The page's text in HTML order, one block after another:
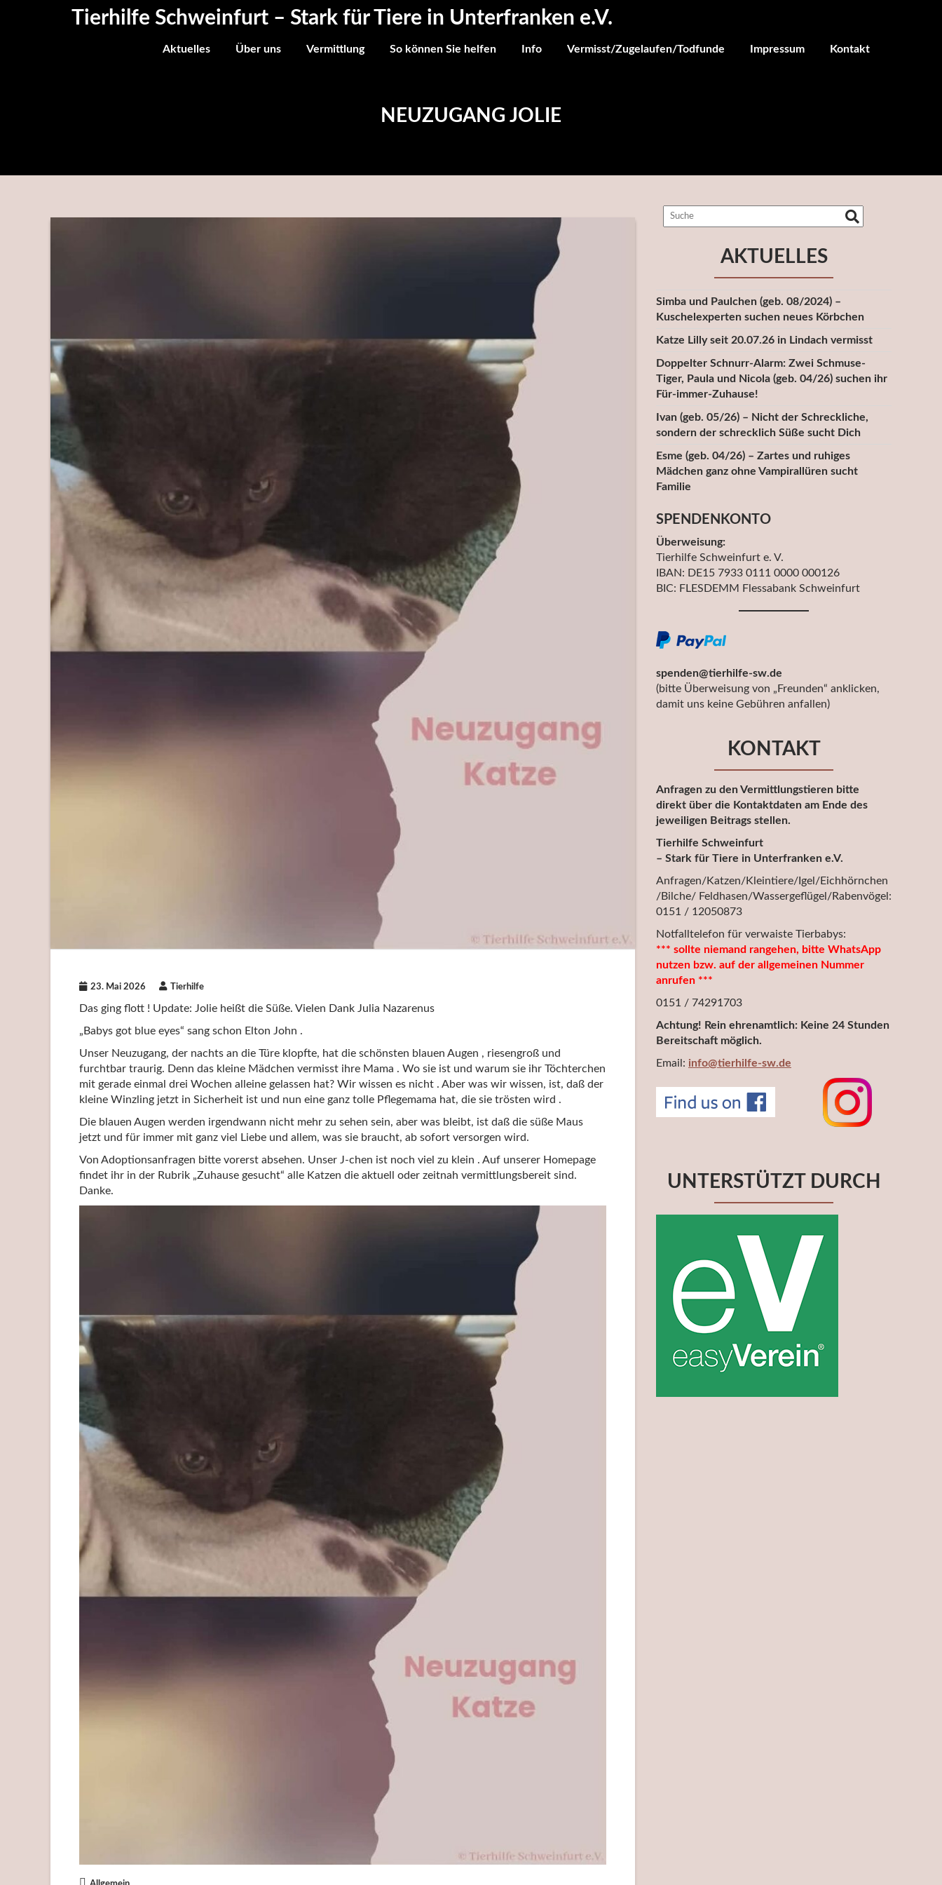
Tierhilfe Schweinfurt – Stark für Tiere in Unterfranken e.V.
Aktuelles Über uns Vermittlung So können Sie helfen Info Vermisst/Zugelaufen/Todfunde Impressum Kontakt
NEUZUGANG JOLIE
23. Mai 2026 Tierhilfe
Das ging flott ! Update: Jolie heißt die Süße. Vielen Dank Julia Nazarenus
„Babys got blue eyes“ sang schon Elton John .
Unser Neuzugang, der nachts an die Türe klopfte, hat die schönsten blauen Augen , riesengroß und
furchtbar traurig. Denn das kleine Mädchen vermisst ihre Mama . Wo sie ist und warum sie ihr Töchterchen
mit gerade einmal drei Wochen alleine gelassen hat? Wir wissen es nicht . Aber was wir wissen, ist, daß der
kleine Winzling jetzt in Sicherheit ist und nun eine ganz tolle Pflegemama hat, die sie trösten wird .
Die blauen Augen werden irgendwann nicht mehr zu sehen sein, aber was bleibt, ist daß die süße Maus
jetzt und für immer mit ganz viel Liebe und allem, was sie braucht, ab sofort versorgen wird.
Von Adoptionsanfragen bitte vorerst absehen. Unser J-chen ist noch viel zu klein . Auf unserer Homepage
findet ihr in der Rubrik „Zuhause gesucht“ alle Katzen die aktuell oder zeitnah vermittlungsbereit sind.
Danke.
AKTUELLES
Simba und Paulchen (geb. 08/2024) –
Kuschelexperten suchen neues Körbchen
Katze Lilly seit 20.07.26 in Lindach vermisst
Doppelter Schnurr-Alarm: Zwei Schmuse-
Tiger, Paula und Nicola (geb. 04/26) suchen ihr
Für-immer-Zuhause!
Ivan (geb. 05/26) – Nicht der Schreckliche,
sondern der schrecklich Süße sucht Dich
Esme (geb. 04/26) – Zartes und ruhiges
Mädchen ganz ohne Vampirallüren sucht
Familie
SPENDENKONTO
Überweisung:
Tierhilfe Schweinfurt e. V.
IBAN: DE15 7933 0111 0000 000126
BIC: FLESDEMM Flessabank Schweinfurt
spenden@tierhilfe-sw.de
(bitte Überweisung von „Freunden“ anklicken,
damit uns keine Gebühren anfallen)
KONTAKT
Anfragen zu den Vermittlungstieren bitte
direkt über die Kontaktdaten am Ende des
jeweiligen Beitrags stellen.
Tierhilfe Schweinfurt
– Stark für Tiere in Unterfranken e.V.
Anfragen/Katzen/Kleintiere/Igel/Eichhörnchen
/Bilche/ Feldhasen/Wassergeflügel/Rabenvögel:
0151 / 12050873
Notfalltelefon für verwaiste Tierbabys:
*** sollte niemand rangehen, bitte WhatsApp
nutzen bzw. auf der allgemeinen Nummer
anrufen ***
0151 / 74291703
Achtung! Rein ehrenamtlich: Keine 24 Stunden
Bereitschaft möglich.
Email: info@tierhilfe-sw.de
UNTERSTÜTZT DURCH